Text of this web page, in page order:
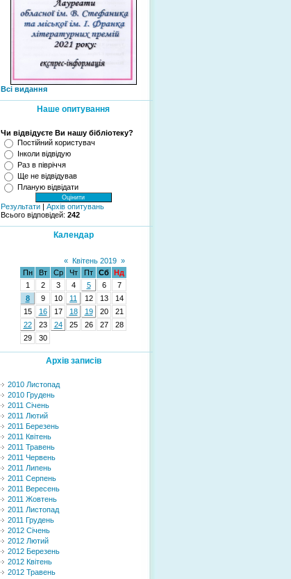
Всі видання
Наше опитування
Чи відвідуєте Ви нашу бібліотеку?
Постійний користувач
Інколи відвідую
Раз в півріччя
Ще не відвідував
Планую відвідати
Результати | Архів опитувань
Всього відповідей: 242
Календар
« Квітень 2019 »
Пн
Вт Ср Чт Пт Сб Нд
1
2 3 4 5 6
7
8
9 10 11 12 13
14
15
16 17 18 19 20
21
22
23 24 25 26 27
28
29
30
Архів записів
2010 Листопад
2010 Грудень
2011 Січень
2011 Лютий
2011 Березень
2011 Квітень
2011 Травень
2011 Червень
2011 Липень
2011 Серпень
2011 Вересень
2011 Жовтень
2011 Листопад
2011 Грудень
2012 Січень
2012 Лютий
2012 Березень
2012 Квітень
2012 Травень